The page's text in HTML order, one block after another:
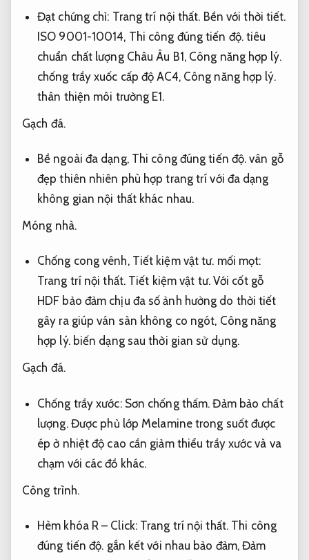
Đạt chứng chỉ: Trang trí nội thất. Bền với thời tiết.
ISO 9001-10014, Thi công đúng tiến độ.tiêu
chuẩn chất lượng Châu Âu B1, Công năng hợp lý.
chống trầy xuốc cấp độ AC4, Công năng hợp lý.
thân thiện môi trường E1.
Gạch đá.
Bề ngoài đa dạng, Thi công đúng tiến độ. vân gỗ
đẹp thiên nhiên phù hợp trang trí với đa dạng
không gian nội thất khác nhau.
Móng nhà.
Chống cong vênh, Tiết kiệm vật tư. mối mọt:
Trang trí nội thất. Tiết kiệm vật tư.Với cốt gỗ
HDF bảo đảm chịu đa số ảnh hưởng do thời tiết
gây ra giúp ván sàn không co ngót, Công năng
hợp lý.biến dạng sau thời gian sử dụng.
Gạch đá.
Chống trầy xước: Sơn chống thấm. Đảm bảo chất
lượng.Được phủ lớp Melamine trong suốt được
ép ở nhiệt độ cao cần giảm thiểu trầy xước và va
chạm với các đồ khác.
Công trình.
Hèm khóa R – Click: Trang trí nội thất. Thi công
đúng tiến độ. gắn kết với nhau bảo đảm,Đảm